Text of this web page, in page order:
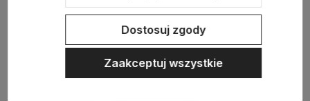
Dostosuj zgody
Zaakceptuj wszystkie